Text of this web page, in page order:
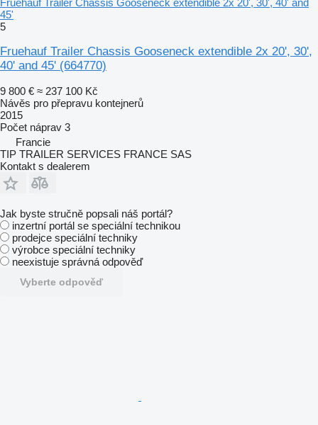
Fruehauf Trailer Chassis Gooseneck extendible 2x 20', 30', 40' and
45'
5
Fruehauf Trailer Chassis Gooseneck extendible 2x 20', 30',
40' and 45' (664770)
9 800 € ≈ 237 100 Kč
Návěs pro přepravu kontejnerů
2015
Počet náprav 3
Francie
TIP TRAILER SERVICES FRANCE SAS
Kontakt s dealerem
Jak byste stručně popsali náš portál?
inzertní portál se speciální technikou
prodejce speciální techniky
výrobce speciální techniky
neexistuje správná odpověď
Vyberte odpověď